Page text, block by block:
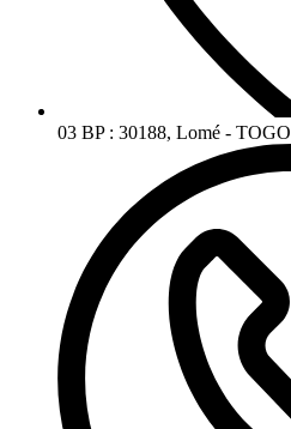
03 BP : 30188, Lomé - TOGO